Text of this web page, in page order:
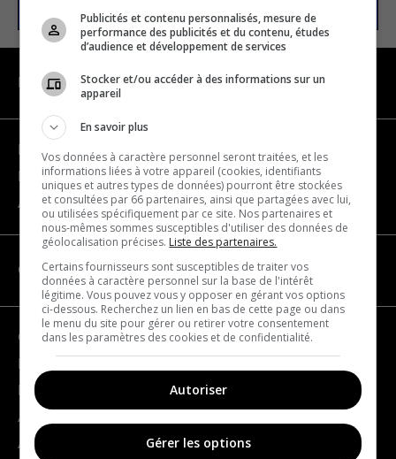
NAVIGATION
Devenir partenaire
Nous joindre
À propos
CATÉGORIES
Géographie
Europe
Amériques
Asie
Publicités et contenu personnalisés, mesure de
performance des publicités et du contenu, études
d’audience et développement de services
Stocker et/ou accéder à des informations sur un
appareil
En savoir plus
Vos données à caractère personnel seront traitées, et les
informations liées à votre appareil (cookies, identifiants
uniques et autres types de données) pourront être stockées
et consultées par 66 partenaires, ainsi que partagées avec lui,
ou utilisées spécifiquement par ce site. Nos partenaires et
nous-mêmes sommes susceptibles d'utiliser des données de
géolocalisation précises. Liste des partenaires.
Certains fournisseurs sont susceptibles de traiter vos
données à caractère personnel sur la base de l'intérêt
légitime. Vous pouvez vous y opposer en gérant vos options
ci-dessous. Recherchez un lien en bas de cette page ou dans
le menu du site pour gérer ou retirer votre consentement
dans les paramètres des cookies et de confidentialité.
Autoriser
Gérer les options